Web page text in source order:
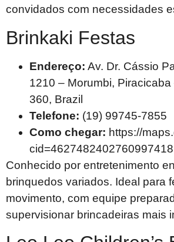
convidados com necessidades
Brinkaki Festas
Endereço: Av. Dr. Cássio
1210 – Morumbi, Piracicaba
360, Brazil
Telefone: (19) 99745-7855
Como chegar: https://
cid=4627482402760997418
Conhecido por entretenimento
brinquedos variados. Ideal para
movimento, com equipe
supervisionar brincadeiras mais